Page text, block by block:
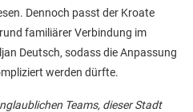
Dennoch passt der Kroate
familiärer Verbindung im
Deutsch, sodass die Anpassung
werden dürfte.
Teams, dieser Stadt